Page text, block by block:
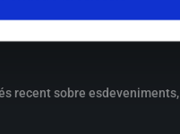
recent sobre esdeveniments,